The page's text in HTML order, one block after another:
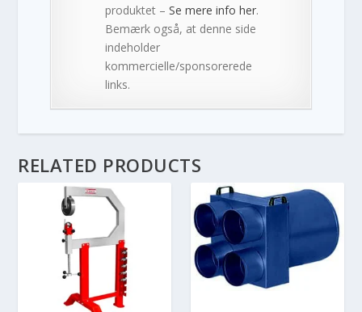
produktet –Se mere info her.
Bemærk også, at denne side
indeholder
kommercielle/sponsorerede
links.
RELATED PRODUCTS